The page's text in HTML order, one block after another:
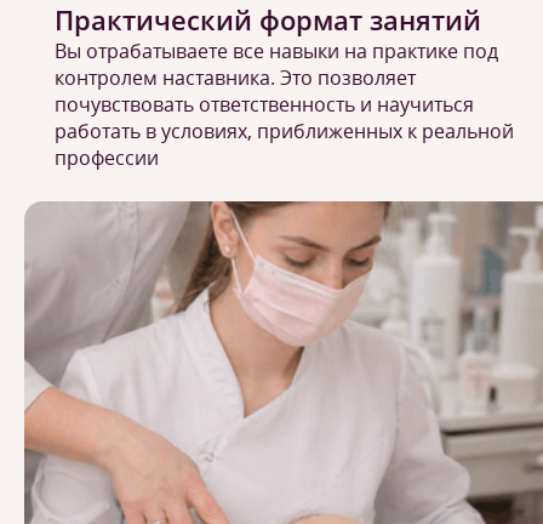
Практический формат занятий
Вы отрабатываете все навыки на практике под
контролем наставника. Это позволяет
почувствовать ответственность и научиться
работать в условиях, приближенных к реальной
профессии